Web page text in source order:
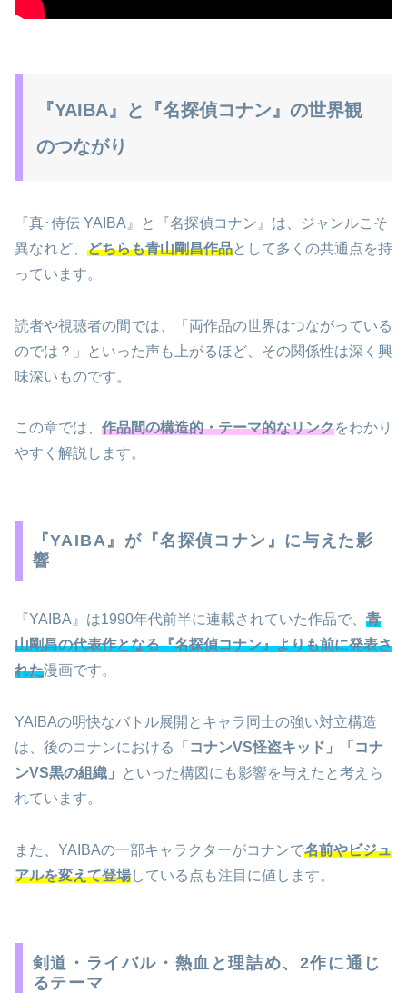
『YAIBA』と『名探偵コナン』の世界観
のつながり
『真･侍伝 YAIBA』と『名探偵コナン』は、ジャンルこそ
異なれど、 どちらも青山剛昌作品として多くの共通点を持
っています。
読者や視聴者の間では、「両作品の世界はつながっている
のでは？」といった声も上がるほど、その関係性は深く興
味深いものです。
この章では、 作品間の構造的・テーマ的なリンクをわかり
やすく解説します。
『YAIBA』が『名探偵コナン』に与えた影
響
『YAIBA』は1990年代前半に連載されていた作品で、 青
山剛昌の代表作となる『名探偵コナン』よりも前に発表さ
れた漫画です。
YAIBAの明快なバトル展開とキャラ同士の強い対立構造
は、後のコナンにおける
「コナンVS怪盗キッド」「コナ
ンVS黒の組織」
といった構図にも影響を与えたと考えら
れています。
また、YAIBAの一部キャラクターがコナンで名前やビジュ
アルを変えて登場している点も注目に値します。
剣道・ライバル・熱血と理詰め、2作に通じ
るテーマ